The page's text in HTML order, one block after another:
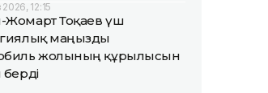
12:15
Жомарт Тоқаев үш
маңызды
жолының құрылысын
берді